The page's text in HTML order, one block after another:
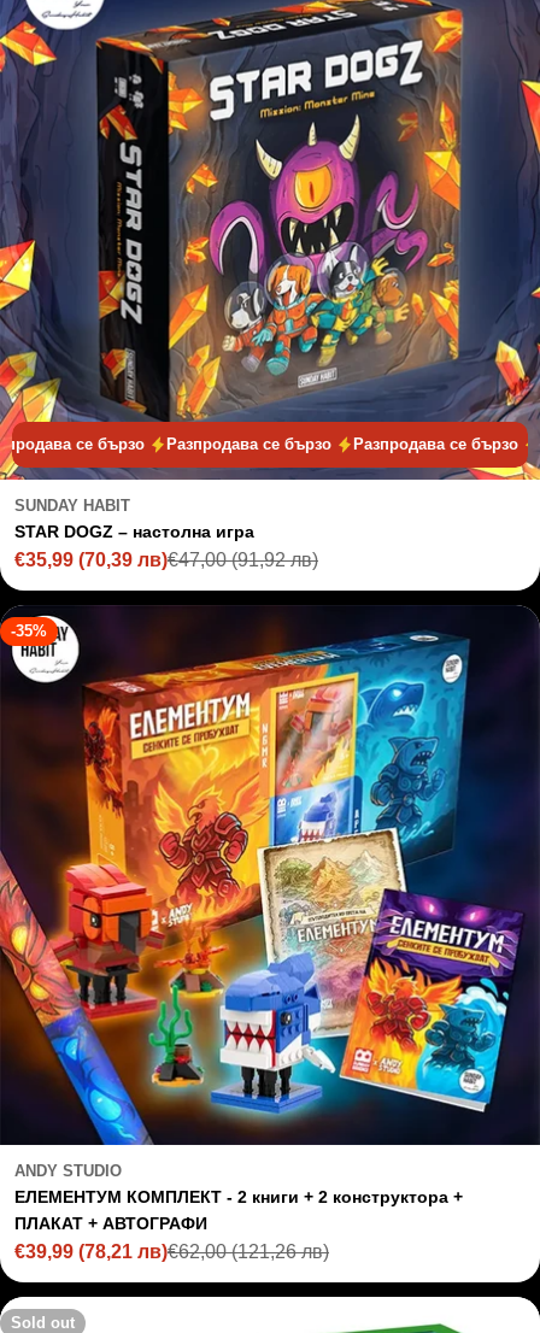
се бързо Разпродава се бързо Разпродава се бързо
SUNDAY HABIT
STAR DOGZ – настолна игра
Sale
price
€35,99 (70,39 лв)
Regular
price
€47,00(91,92 лв)
-35%
ANDY STUDIO
ЕЛЕМЕНТУМ КОМПЛЕКТ - 2 книги + 2 конструктора +
ПЛАКАТ + АВТОГРАФИ
Sale
price
€39,99 (78,21 лв)
Regular
price
€62,00(121,26 лв)
Sold out